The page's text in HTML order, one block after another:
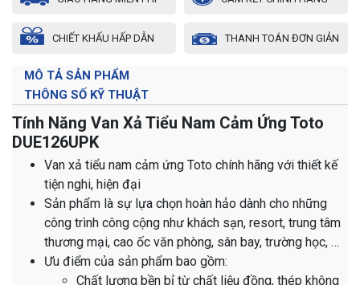
CHIẾT KHẤU HẤP DẪN THANH TOÁN ĐƠN GIẢN
MÔ TẢ SẢN PHẨM
THÔNG SỐ KỸ THUẬT
Tính Năng Van Xả Tiểu Nam Cảm Ứng Toto
DUE126UPK
Van xả tiểu nam cảm ứng Toto chính hãng với thiết kế
tiện nghi, hiện đại
Sản phẩm là sự lựa chọn hoàn hảo dành cho những
công trình công cộng như khách sạn, resort, trung tâm
thương mại, cao ốc văn phòng, sân bay, trường học, …
Ưu điểm của sản phẩm bao gồm:
Chất lượng bền bỉ từ chất liệu đồng, thép không